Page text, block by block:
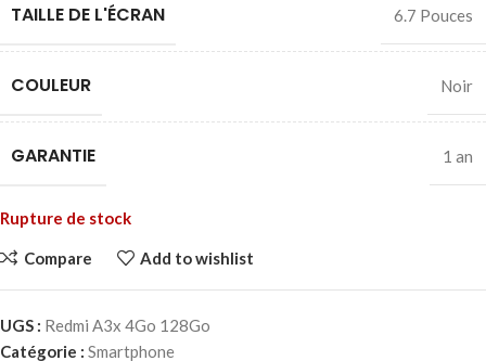
TAILLE DE L'ÉCRAN 6.7 Pouces
COULEUR Noir
GARANTIE 1 an
Rupture de stock
Compare Add to wishlist
UGS : Redmi A3x 4Go 128Go
Catégorie : Smartphone